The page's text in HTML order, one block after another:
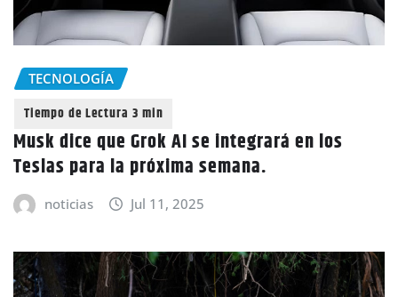
TECNOLOGÍA
Musk dice que Grok AI se integrará en los
Teslas para la próxima semana.
noticias Jul 11, 2025